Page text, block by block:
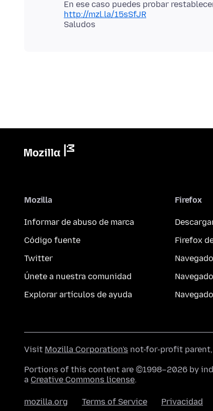
http://mzl.la/15sSfJR
Mozilla
Informar de abuso de marca
Código fuente
Twitter
Únete a nuestra comunidad
Explorar artículos de ayuda
Firefox
Firefox
Visit Mozilla Corporation's not-for-profit
Portions of this content are ©1998–2026 by
a Creative Commons license.
mozilla.org Terms of Service Privacidad